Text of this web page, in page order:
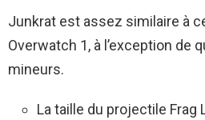
Junkrat est assez similaire à
Overwatch 1, à l’exception de
mineurs.
La taille du projectile Frag